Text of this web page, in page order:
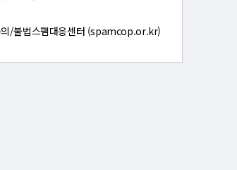
/불법스팸대응센터 (spamcop.or.kr)